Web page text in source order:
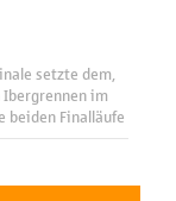
setzte dem,
im
beiden Finalläufe